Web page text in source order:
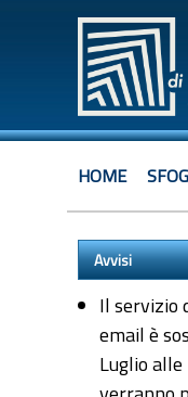
HOME
Avvisi
Il servizio
email è
Luglio